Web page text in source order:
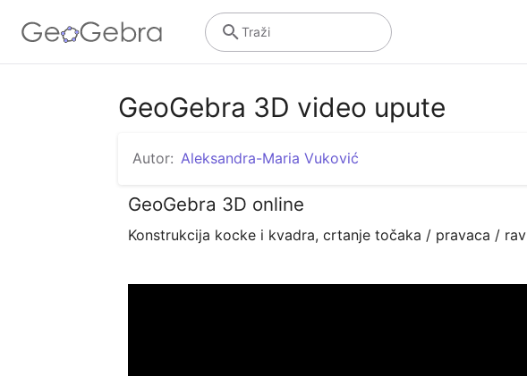
Traži
GeoGebra 3D video upute
Autor: Aleksandra-Maria Vuković
GeoGebra 3D online
Konstrukcija kocke i kvadra, crtanje točaka / pravaca /